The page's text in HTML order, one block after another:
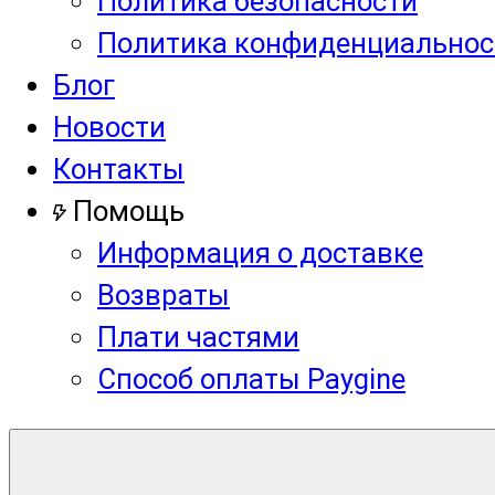
Политика
Блог
Новости
Контакты
Помощь
Информация о доставке
Возвраты
Плати частями
Способ оплаты Paygine